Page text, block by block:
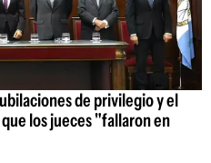
de privilegio y el
los jueces "fallaron en